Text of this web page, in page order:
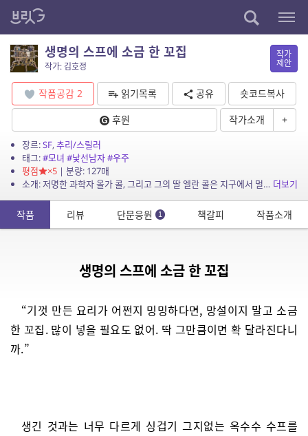
생명의 스프에 소금 한 꼬집
작가: 김호정
작가
제안
작품공감 2 읽기목록 공유
숏코드복사
후원
작가소개 +
장르:SF,추리/스릴러
태그:#모녀 #낯선남자#우주
평점
×5| 분량: 127매
소개: 저명한 과학자 올가 콜, 그리고 그의 딸 엘란 콜은 지구에서 멀리 떨어진 한 행성의 정지 궤도에서 생명의 기원을 밝혀내기 위해 오랫동안 연구를 거듭하고 있다. 어느날 불의의 사고로... 더보기
작품 리뷰 단문응원 1 책갈피 작품소개
생명의 스프에 소금 한 꼬집
“기껏 만든 요리가 어쩐지 밍밍하다면, 망설이지 말고 소금
한 꼬집. 많이 넣을 필요도 없어. 딱 그만큼이면 확 달라진다니
까.”
생긴 것과는 너무 다르게 싱겁기 그지없는 옥수수 수프를